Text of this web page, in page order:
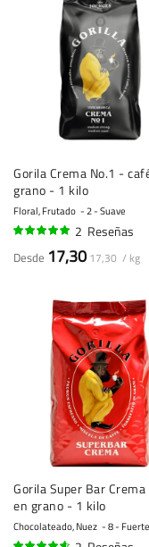
Gorila Crema No.1 -
grano - 1 kilo
Floral, Frutado 2 - Suave
2 Reseñas
Desde 17,30 17,30 / kg
Gorila Super Bar
en grano - 1 kilo
Chocolateado, Nuez 8 - Fuerte